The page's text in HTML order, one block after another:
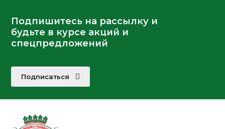
Подпишитесь на рассылку и
будьте в курсе акций и
спецпредложений
Подписаться